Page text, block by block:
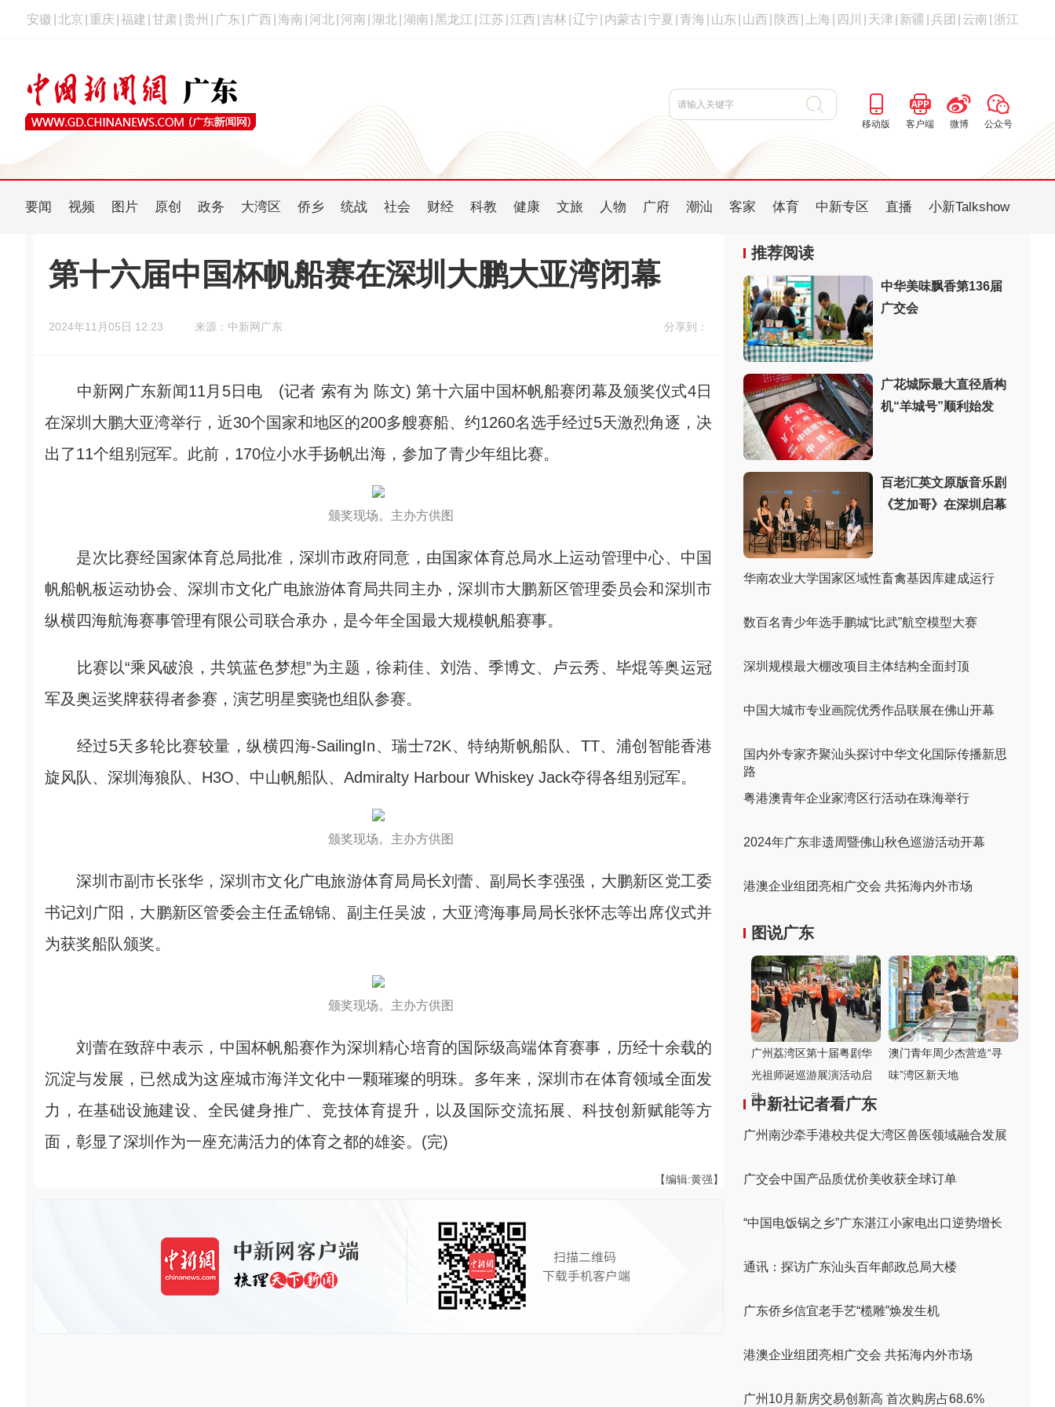
安徽 北京 重庆 福建 甘肃 贵州 广东 广西 海南 河北 河南 湖北 湖南 黑龙江 江苏 江西 吉林 辽宁 内蒙古 宁夏 青海 山东 山西 陕西 上海 四川 天津 新疆 兵团 云南 浙江
移动版 客户端 微博 公众号
要闻 视频 图片 原创 政务 大湾区 侨乡 统战 社会 财经 科教 健康 文旅 人物 广府 潮汕 客家 体育 中新专区 直播 小新Talkshow
第十六届中国杯帆船赛在深圳大鹏大亚湾闭幕
2024年11月05日 12:23 来源：中新网广东 分享到：
中新网广东新闻11月5日电 (记者 索有为 陈文) 第十六届中国杯帆船赛闭幕及颁奖仪式4日
在深圳大鹏大亚湾举行，近30个国家和地区的200多艘赛船、约1260名选手经过5天激烈角逐，决
出了11个组别冠军。此前，170位小水手扬帆出海，参加了青少年组比赛。
颁奖现场。主办方供图
是次比赛经国家体育总局批准，深圳市政府同意，由国家体育总局水上运动管理中心、中国
帆船帆板运动协会、深圳市文化广电旅游体育局共同主办，深圳市大鹏新区管理委员会和深圳市
纵横四海航海赛事管理有限公司联合承办，是今年全国最大规模帆船赛事。
比赛以“乘风破浪，共筑蓝色梦想”为主题，徐莉佳、刘浩、季博文、卢云秀、毕焜等奥运冠
军及奥运奖牌获得者参赛，演艺明星窦骁也组队参赛。
经过5天多轮比赛较量，纵横四海-SailingIn、瑞士72K、特纳斯帆船队、TT、浦创智能香港
旋风队、深圳海狼队、H3O、中山帆船队、Admiralty Harbour Whiskey Jack夺得各组别冠军。
颁奖现场。主办方供图
深圳市副市长张华，深圳市文化广电旅游体育局局长刘蕾、副局长李强强，大鹏新区党工委
书记刘广阳，大鹏新区管委会主任孟锦锦、副主任吴波，大亚湾海事局局长张怀志等出席仪式并
为获奖船队颁奖。
颁奖现场。主办方供图
刘蕾在致辞中表示，中国杯帆船赛作为深圳精心培育的国际级高端体育赛事，历经十余载的
沉淀与发展，已然成为这座城市海洋文化中一颗璀璨的明珠。多年来，深圳市在体育领域全面发
力，在基础设施建设、全民健身推广、竞技体育提升，以及国际交流拓展、科技创新赋能等方
面，彰显了深圳作为一座充满活力的体育之都的雄姿。(完)
【编辑:黄强】
推荐阅读
中华美味飘香第136届
广交会
广花城际最大直径盾构
机“羊城号”顺利始发
百老汇英文原版音乐剧
《芝加哥》在深圳启幕
华南农业大学国家区域性畜禽基因库建成运行
数百名青少年选手鹏城“比武”航空模型大赛
深圳规模最大棚改项目主体结构全面封顶
中国大城市专业画院优秀作品联展在佛山开幕
国内外专家齐聚汕头探讨中华文化国际传播新思
路
粤港澳青年企业家湾区行活动在珠海举行
2024年广东非遗周暨佛山秋色巡游活动开幕
港澳企业组团亮相广交会 共拓海内外市场
图说广东
广州荔湾区第十届粤剧华
光祖师诞巡游展演活动启
动
澳门青年周少杰营造“寻
味”湾区新天地
中新社记者看广东
广州南沙牵手港校共促大湾区兽医领域融合发展
广交会中国产品质优价美收获全球订单
“中国电饭锅之乡”广东湛江小家电出口逆势增长
通讯：探访广东汕头百年邮政总局大楼
广东侨乡信宜老手艺“榄雕”焕发生机
港澳企业组团亮相广交会 共拓海内外市场
广州10月新房交易创新高 首次购房占68.6%